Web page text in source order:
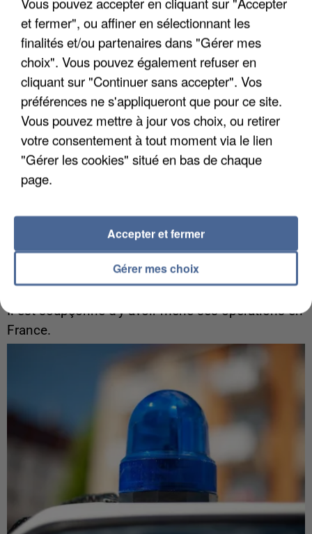
Son corps a été retrouvé à cinq kilomètres de là.
L’un des fondateurs supposés de la DZ Mafia
Il est soupçonné d'y avoir mené ses opérations en
France.
et fermer", ou affiner en sélectionnant les
finalités et/ou partenaires dans "Gérer mes
choix". Vous pouvez également refuser en
cliquant sur "Continuer sans accepter". Vos
préférences ne s'appliqueront que pour ce site.
Vous pouvez mettre à jour vos choix, ou retirer
votre consentement à tout moment via le lien
"Gérer les cookies" situé en bas de chaque
page.
Gérer mes choix
Accepter et fermer